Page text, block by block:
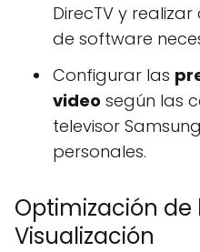
DirecTV y
de software
Configurar las
video según las
televisor
personales.
Optimización de
Visualización